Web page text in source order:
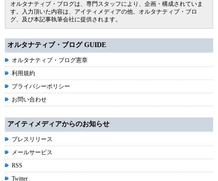
オルタナティブ・ブログは、専門スタッフにより、企画・構成されていま
す。入力頂いた内容は、アイティメディアの他、オルタナティブ・ブロ
グ、及び本記事執筆会社に提供されます。
オルタナティブ・ブログ GUIDE
オルタナティブ・ブログ憲章
利用規約
プライバシーポリシー
お問い合わせ
アイティメディアからのお知らせ
プレスリリース
メールサービス
RSS
Twitter